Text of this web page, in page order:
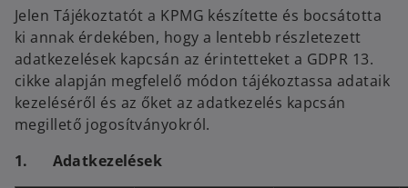
Jelen Tájékoztatót a KPMG készítette és bocsátotta
ki annak érdekében, hogy a lentebb részletezett
adatkezelések kapcsán az érintetteket a GDPR 13.
cikke alapján megfelelő módon tájékoztassa adataik
kezeléséről és az őket az adatkezelés kapcsán
megillető jogosítványokról.
1. Adatkezelések